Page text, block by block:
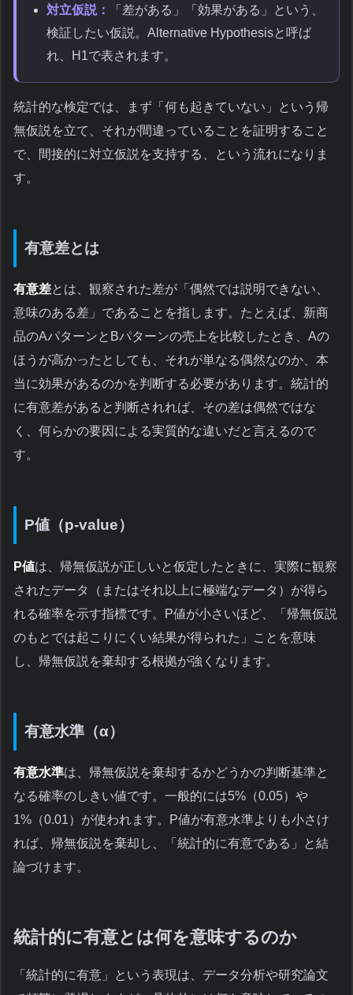
対立仮説：
「差がある」「効果がある」という、
検証したい仮説。Alternative Hypothesisと呼ば
れ、H1で表されます。
統計的な検定では、まず「何も起きていない」という帰
無仮説を立て、それが間違っていることを証明すること
で、間接的に対立仮説を支持する、という流れになりま
す。
有意差とは
有意差とは、観察された差が「偶然では説明できない、
意味のある差」であることを指します。たとえば、新商
品のAパターンとBパターンの売上を比較したとき、Aの
ほうが高かったとしても、それが単なる偶然なのか、本
当に効果があるのかを判断する必要があります。統計的
に有意差があると判断されれば、その差は偶然ではな
く、何らかの要因による実質的な違いだと言えるので
す。
P値（p-value）
P値は、帰無仮説が正しいと仮定したときに、実際に観察
されたデータ（またはそれ以上に極端なデータ）が得ら
れる確率を示す指標です。P値が小さいほど、「帰無仮説
のもとでは起こりにくい結果が得られた」ことを意味
し、帰無仮説を棄却する根拠が強くなります。
有意水準（α）
有意水準は、帰無仮説を棄却するかどうかの判断基準と
なる確率のしきい値です。一般的には5%（0.05）や
1%（0.01）が使われます。P値が有意水準よりも小さけ
れば、帰無仮説を棄却し、「統計的に有意である」と結
論づけます。
統計的に有意とは何を意味するのか
「統計的に有意」という表現は、データ分析や研究論文